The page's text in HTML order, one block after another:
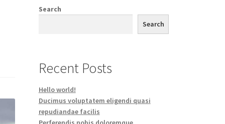
Search
Search
Recent Posts
Hello world!
Ducimus voluptatem eligendi quasi
repudiandae facilis